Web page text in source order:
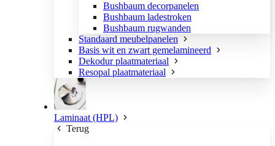
Bushbaum decorpanelen
Bushbaum ladestroken
Bushbaum rugwanden
Standaard meubelpanelen
Basis wit en zwart gemelamineerd
Dekodur plaatmateriaal
Resopal plaatmateriaal
Laminaat (HPL)
Terug